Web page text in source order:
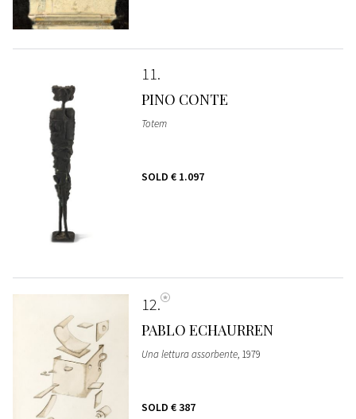
11
PINO CONTE
Totem
SOLD € 1.097
12
PABLO ECHAURREN
Una lettura assorbente, 1979
SOLD € 387